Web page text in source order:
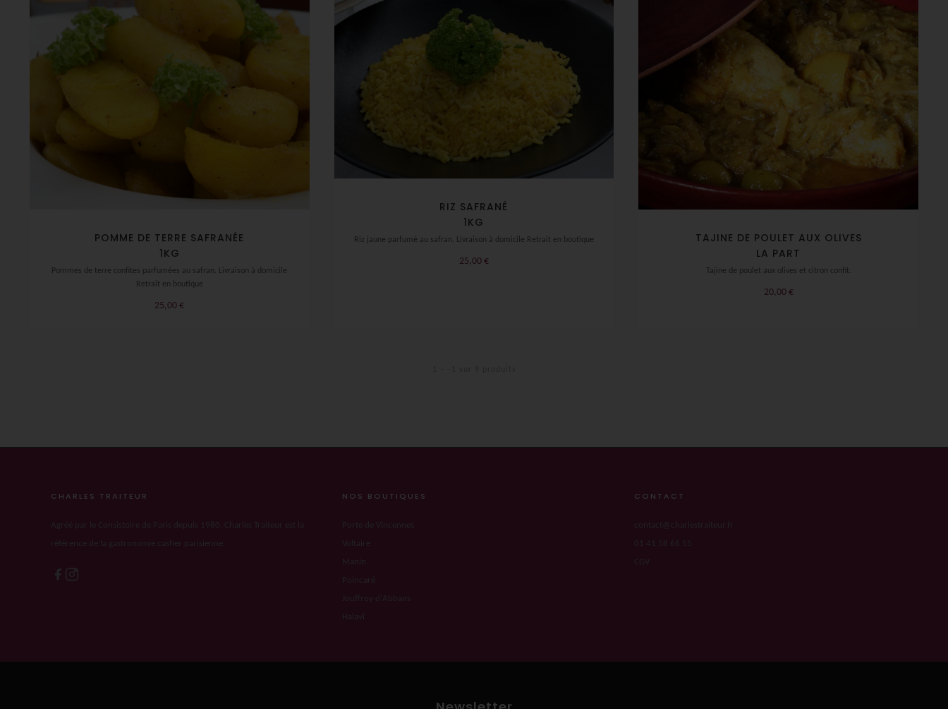
POMME DE TERRE SAFRANÉE
1KG
Pommes de terre confites parfumées au safran. Livraison à domicile
Retrait en boutique
25,00€
RIZ SAFRANÉ
1KG
Riz jaune parfumé au safran. Livraison à domicile Retrait en boutique
25,00 €
TAJINE DE POULET AUX OLIVES
LA PART
Tajine de poulet aux olives et citron confit.
20,00 €
CHARLES TRAITEUR
Agréé par le Consistoire de Paris depuis 1980, Charles Traiteur est la
référence de la gastronomie casher parisienne.
NOS BOUTIQUES
Porte de Vincennes
Voltaire
Manin
Poincaré
Jouffroy d'Abbans
Halavi
CONTACT
contact@charlestraiteur.fr
01 41 58 66 55
CGV